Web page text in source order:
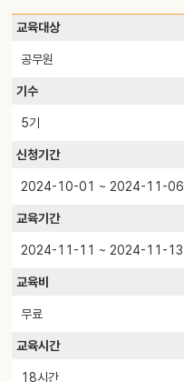
교육대상
공무원
기수
5기
신청기간
2024-10-01 ~ 2024-11-06
교육기간
2024-11-11 ~ 2024-11-13
교육비
무료
교육시간
18시간